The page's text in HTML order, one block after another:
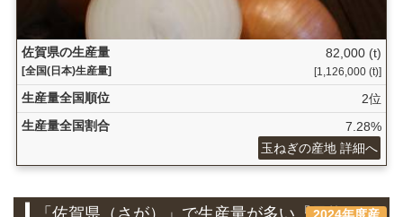
佐賀県の生産量
[全国(日本)生産量]
82,000 (t)
[1,126,000 (t)]
生産量全国順位
2位
生産量全国割合
7.28%
玉ねぎの産地 詳細へ
「佐賀県（さが）」で生産量が多い『果物』